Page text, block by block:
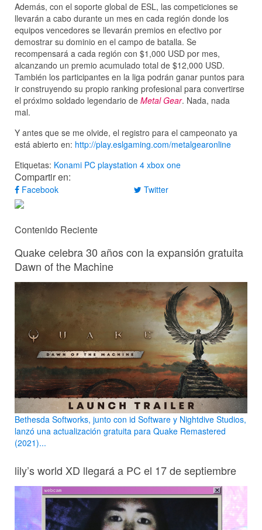
Además, con el soporte global de ESL, las competiciones se
llevarán a cabo durante un mes en cada región donde los
equipos vencedores se llevarán premios en efectivo por
demostrar su dominio en el campo de batalla. Se
recompensará a cada región con $1,000 USD por mes,
alcanzando un premio acumulado total de $12,000 USD.
También los participantes en la liga podrán ganar puntos para
ir construyendo su propio ranking profesional para convertirse
el próximo soldado legendario de Metal Gear. Nada, nada
mal.
Y antes que se me olvide, el registro para el campeonato ya
está abierto en: http://play.eslgaming.com/metalgearonline
Etiquetas: Konami PC playstation 4 xbox one
Compartir en:
Facebook Twitter
Contenido Reciente
Quake celebra 30 años con la expansión gratuita
Dawn of the Machine
Bethesda Softworks, junto con id Software y Nightdive Studios,
lanzó una actualización gratuita para Quake Remastered
(2021)...
lily’s world XD llegará a PC el 17 de septiembre